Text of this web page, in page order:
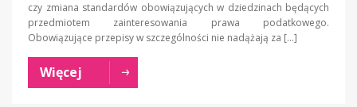
czy zmiana standardów obowiązujących w dziedzinach będących
przedmiotem zainteresowania prawa podatkowego.
Obowiązujące przepisy w szczególności nie nadążają za […]
Więcej